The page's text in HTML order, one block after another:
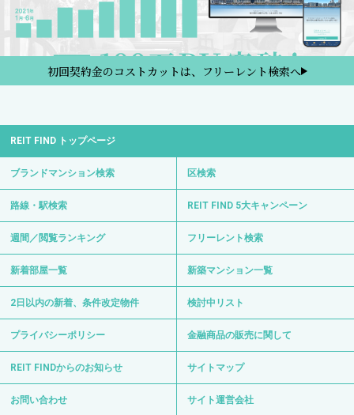
初回契約金のコストカットは、フリーレント検索へ
REIT FIND トップページ
ブランドマンション検索 区検索
路線・駅検索 REIT FIND 5大キャンペーン
週間／閲覧ランキング フリーレント検索
新着部屋一覧 新築マンション一覧
2日以内の新着、条件改定物件 検討中リスト
プライバシーポリシー 金融商品の販売に関して
REIT FINDからのお知らせ サイトマップ
お問い合わせ サイト運営会社